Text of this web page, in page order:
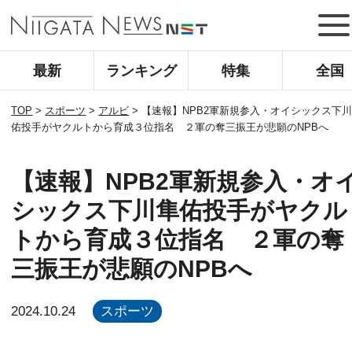
最新 ランキング 特集 全国
TOP > スポーツ > アルビ >
【速報】NPB2軍新規参入・オイシックス下
佑投手がヤクルトから育成３位指名 ２軍の奪三振王が悲願のNPBへ
【速報】NPB2軍新規参入・オ
シックス下川隼佑投手がヤクル
トから育成３位指名 ２軍の奪
三振王が悲願のNPBへ
2024.10.24 スポーツ